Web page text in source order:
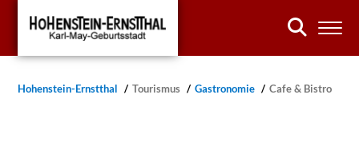
Hohenstein-Ernstthal Tourismus Gastronomie Cafe & Bistro